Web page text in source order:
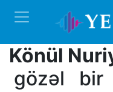
Könül
gözəl bir